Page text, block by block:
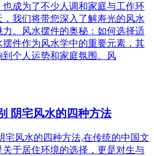
成为了不少人调和家庭与工作环
我们将带您深入了解寿光的风水
。风水摆件的奥秘：如何选择适
件作为风水学中的重要元素，其
个人运势和家庭氛围。风
阴宅风水的四种方法
宅风水的四种方法,在传统的中国文
于居住环境的选择，更是对生与